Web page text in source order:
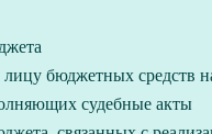
бюджетных средств
судебные акты